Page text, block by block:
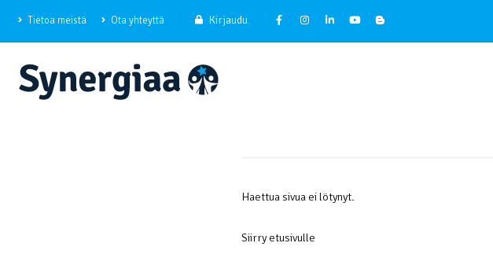
Tietoa meistä Ota yhteyttä Kirjaudu
Haettua sivua ei lötynyt.
Siirry etusivulle